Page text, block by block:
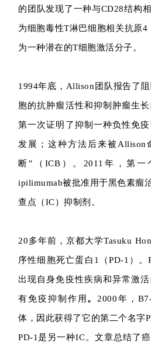
的团队发现了一种与CD28结构
为细胞毒性T淋巴细胞相关抗原
为一种潜在的T细胞激活分子。
1994年底，Allison团队报告了
胞的抗肿瘤活性和抑制肿瘤生
第一次证明了抑制一种负性免
发展；这种方法后来被Allison
断"（ICB）。2011年，第一
ipilimumab被批准用于黑色素瘤
查点（IC）抑制剂。
20多年前，京都大学Tasuku
序性细胞死亡蛋白1（PD-1）
出现自身免疫性疾病和异常激
有免疫抑制作用 。 2000年，
体，因此获得了它的第二个名字
PD-1是另一种IC。文章总结了